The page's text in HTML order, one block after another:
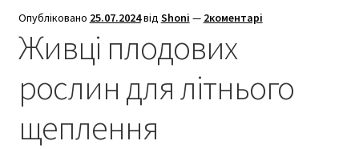
Допоміжні товари
Контакти
Корисна інформація
Про нас
Опубліковано 25.07.2024від Shoni — 2коментарі
Живці плодових
рослин для літнього
щеплення